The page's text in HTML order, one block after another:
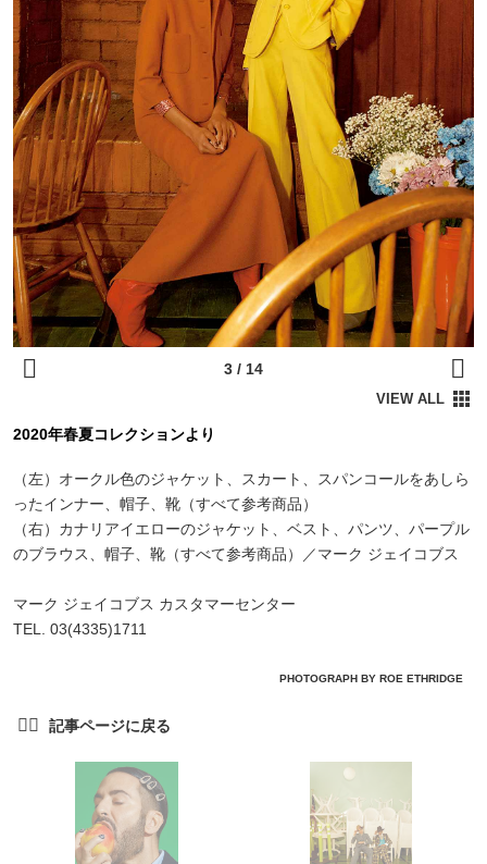
2020年春夏コレクションより
（左）オークル色のジャケット、スカート、スパンコールをあしら
ったインナー、帽子、靴（すべて参考商品）
（右）カナリアイエローのジャケット、ベスト、パンツ、パープル
のブラウス、帽子、靴（すべて参考商品）／マーク ジェイコブス
マーク ジェイコブス カスタマーセンター
TEL. 03(4335)1711
PHOTOGRAPH BY ROE ETHRIDGE